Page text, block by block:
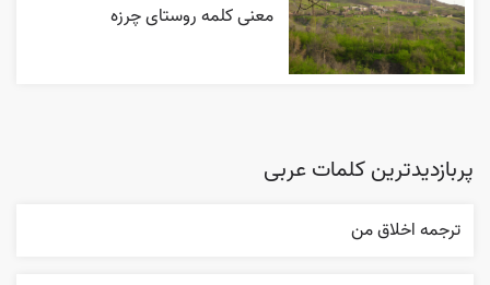
معنی کلمه روستای چرزه
پربازدیدترین کلمات عربی
ترجمه اخلاق من